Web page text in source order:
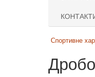
Спортивне